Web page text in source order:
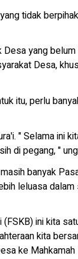
tidak
Desa yang
Desa,
itu, perlu
" Selama ini
di pegang, "
banyak
leluasa
ini kita
kita
ke